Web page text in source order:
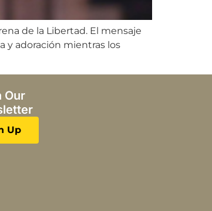
de la Libertad. El mensaje
y adoración mientras los
Our
Up